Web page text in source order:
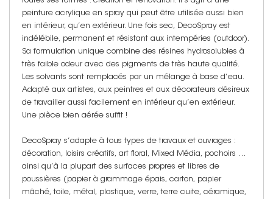
peinture acrylique en spray qui peut être utilisée aussi bien
en intérieur, qu’en extérieur. Une fois sec, DecoSpray est
indélébile, permanent et résistant aux intempéries (outdoor).
Sa formulation unique combine des résines hydrosolubles à
très faible odeur avec des pigments de très haute qualité.
Les solvants sont remplacés par un mélange à base d’eau.
Adapté aux artistes, aux peintres et aux décorateurs désireux
de travailler aussi facilement en intérieur qu’en extérieur.
Une pièce bien aérée suffit !
DecoSpray s’adapte à tous types de travaux et ouvrages :
décoration, loisirs créatifs, art floral, Mixed Média, pochoirs …
ainsi qu’à la plupart des surfaces propres et libres de
poussières (papier à grammage épais, carton, papier
mâché, toile, métal, plastique, verre, terre cuite, céramique,